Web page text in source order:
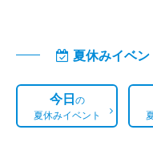
夏休みイベ
今日の
夏休みイベント